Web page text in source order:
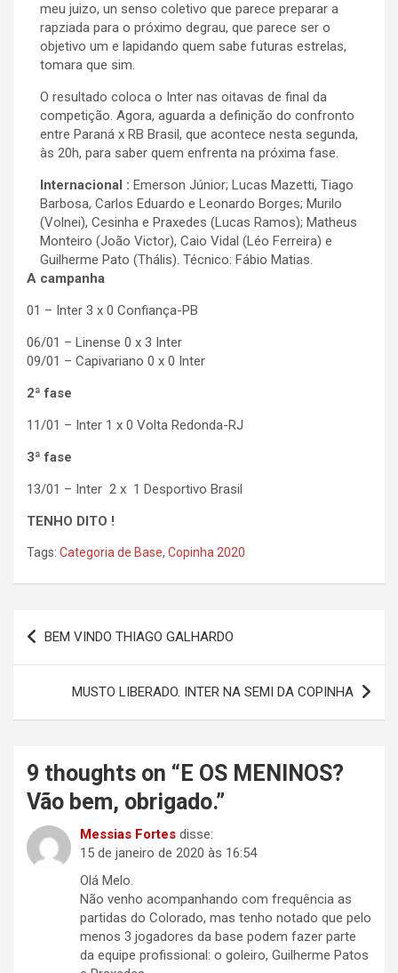
meu juizo, un senso coletivo que parece preparar a
rapziada para o próximo degrau, que parece ser o
objetivo um e lapidando quem sabe futuras estrelas,
tomara que sim.
O resultado coloca o Inter nas oitavas de final da
competição. Agora, aguarda a definição do confronto
entre Paraná x RB Brasil, que acontece nesta segunda,
às 20h, para saber quem enfrenta na próxima fase.
Internacional : Emerson Júnior; Lucas Mazetti, Tiago
Barbosa, Carlos Eduardo e Leonardo Borges; Murilo
(Volnei), Cesinha e Praxedes (Lucas Ramos); Matheus
Monteiro (João Victor), Caio Vidal (Léo Ferreira) e
Guilherme Pato (Thális). Técnico: Fábio Matias.
A campanha
01 – Inter 3 x 0 Confiança-PB
06/01 – Linense 0 x 3 Inter
09/01 – Capivariano 0 x 0 Inter
2ª fase
11/01 – Inter 1 x 0 Volta Redonda-RJ
3ª fase
13/01 – Inter 2 x 1 Desportivo Brasil
TENHO DITO !
Tags: Categoria de Base, Copinha 2020
Navegação
de
BEM VINDO THIAGO GALHARDO
MUSTO LIBERADO. INTER NA SEMI DA COPINHA
9 thoughts on “ E OS MENINOS?
Vão bem, obrigado.”
Messias Fortes disse:
15 de janeiro de 2020 às 16:54
Olá Melo.
Não venho acompanhando com frequência as
partidas do Colorado, mas tenho notado que pelo
menos 3 jogadores da base podem fazer parte
da equipe profissional: o goleiro, Guilherme Patos